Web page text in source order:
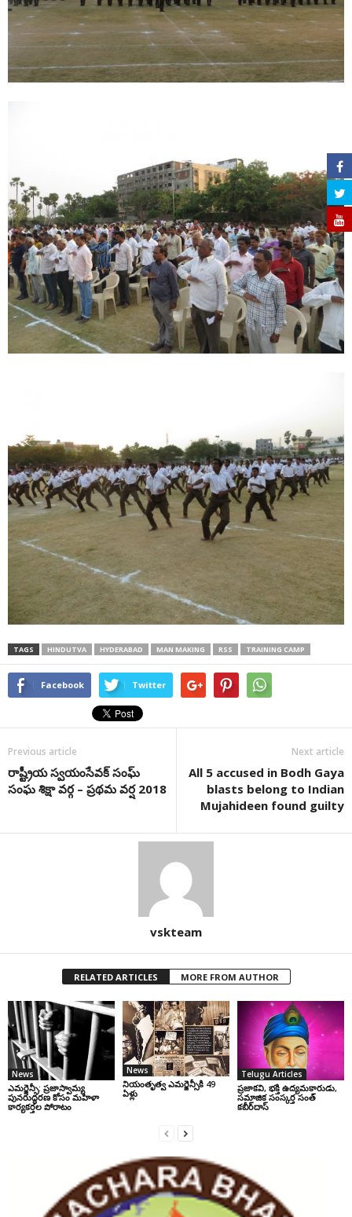
TAGS HINDUTVA HYDERABAD MAN MAKING RSS TRAINING CAMP
Facebook Twitter
Previous article
రాష్ట్రీయ స్వయంసేవక్ సంఘ్
సంఘ శిక్షా వర్గ – ప్రథమ వర్ష 2018
Next article
All 5 accused in Bodh Gaya
blasts belong to Indian
Mujahideen found guilty
vskteam
RELATED ARTICLES MORE FROM AUTHOR
News
ఎమర్జెన్సీ: ప్రజాస్వామ్య
పునరుద్ధరణ కోసం మహిళా
కార్యకర్తల పోరాటం
News
నియంతృత్వ ఎమర్జెన్సీకి 49
ఏళ్లు
Telugu Articles
ప్రజాకవి, భక్తి ఉద్యమకారుడు,
సమాజిక సంస్కర్త సంత్‌
కబీర్‌దాస్‌